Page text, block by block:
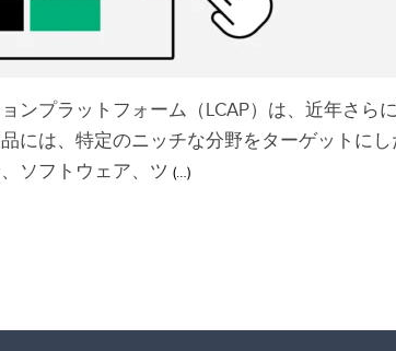
ンプラットフォーム（LCAP）は、近年さら
には、特定のニッチな分野をターゲットにし
ソフトウェア、ツ (…)